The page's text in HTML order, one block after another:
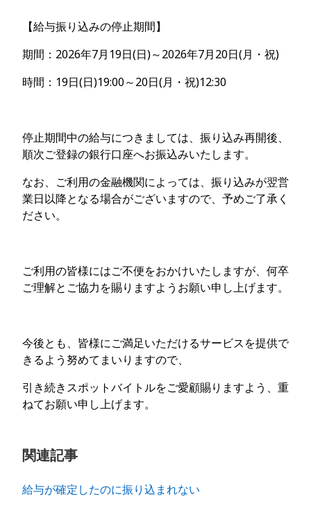
【給与振り込みの停止期間】
期間：2026年7月19日(日)～2026年7月20日(月・祝)
時間：19日(日)19:00～20日(月・祝)12:30
停止期間中の給与につきましては、振り込み再開後、
順次ご登録の銀行口座へお振込みいたします。
なお、ご利用の金融機関によっては、振り込みが翌営
業日以降となる場合がございますので、予めご了承く
ださい。
ご利用の皆様にはご不便をおかけいたしますが、何卒
ご理解とご協力を賜りますようお願い申し上げます。
今後とも、皆様にご満足いただけるサービスを提供で
きるよう努めてまいりますので、
引き続きスポットバイトルをご愛顧賜りますよう、重
ねてお願い申し上げます。
関連記事
給与が確定したのに振り込まれない